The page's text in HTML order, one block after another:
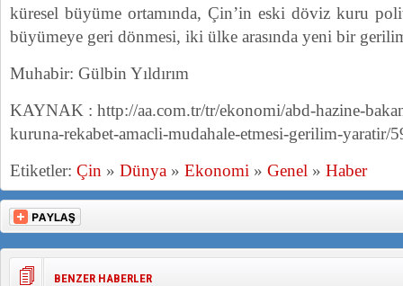
küresel büyüme ortamında, Çin’in eski döviz kuru
büyümeye geri dönmesi, iki ülke arasında yeni bir
Muhabir: Gülbin Yıldırım
KAYNAK : http://aa.com.tr/tr/ekonomi/abd-hazine-
kuruna-rekabet-amacli-mudahale-etmesi-gerilim-yaratir/
Etiketler: Çin » Dünya » Ekonomi » Genel » Haber
BENZER HABERLER